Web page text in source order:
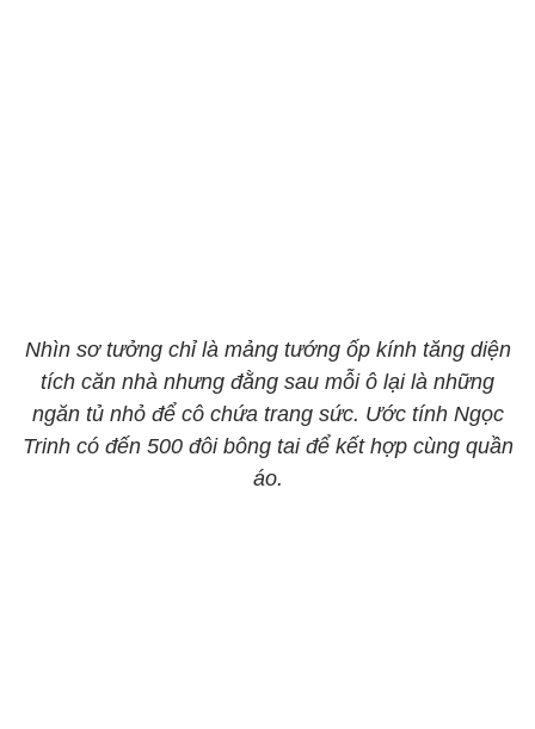
Nhìn sơ tưởng chỉ là mảng tướng ốp kính tăng diện
tích căn nhà nhưng đằng sau mỗi ô lại là những
ngăn tủ nhỏ để cô chứa trang sức. Ước tính Ngọc
Trinh có đến 500 đôi bông tai để kết hợp cùng quần
áo.